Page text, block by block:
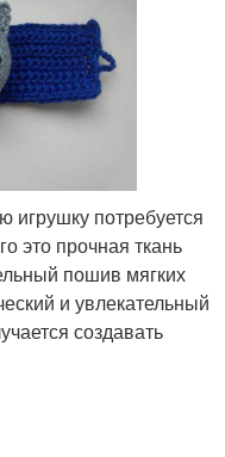
игрушку потребуется
это прочная ткань
пошив мягких
и увлекательный
создавать